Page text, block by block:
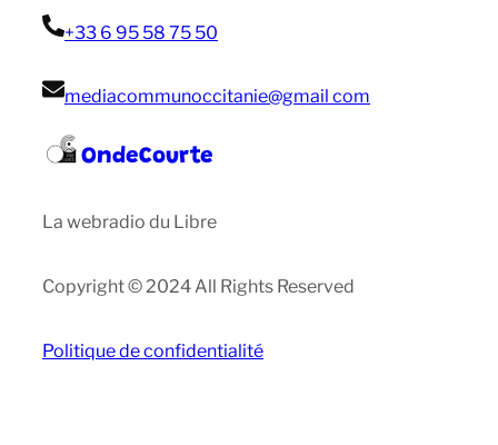
+33 6 95 58 75 50
mediacommunoccitanie@gmail com
OndeCourte
La webradio du Libre
Copyright © 2024 All Rights Reserved
Politique de confidentialité